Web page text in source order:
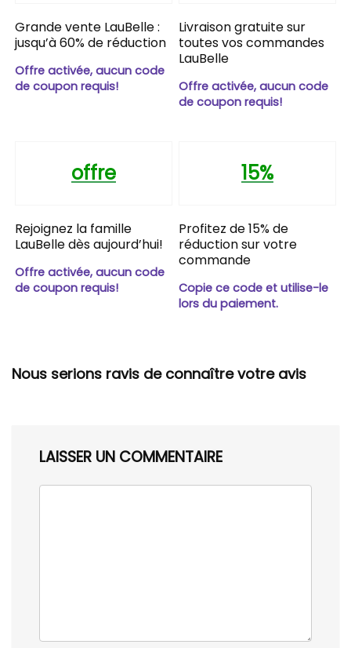
Grande vente LauBelle :
jusqu’à 60% de réduction
Offre activée, aucun code
de coupon requis!
Livraison gratuite sur
toutes vos commandes
LauBelle
Offre activée, aucun code
de coupon requis!
offre
Rejoignez la famille
LauBelle dès aujourd’hui!
Offre activée, aucun code
de coupon requis!
15%
Profitez de 15% de
réduction sur votre
commande
Copie ce code et utilise-le
lors du paiement.
Nous serions ravis de connaître votre avis
LAISSER UN COMMENTAIRE